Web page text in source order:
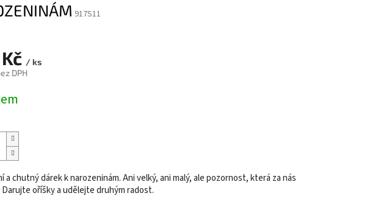
917S11
/ ks
DPH
a chutný dárek k narozeninám. Ani velký, ani malý, ale pozornost, která za nás
oříšky a udělejte druhým radost.